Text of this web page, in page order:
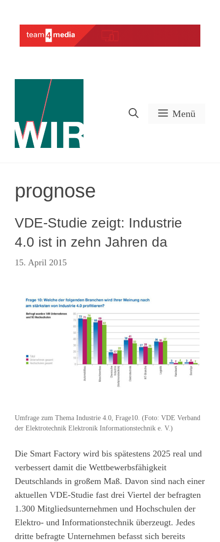
springen
Menü
prognose
VDE-Studie zeigt: Industrie
4.0 ist in zehn Jahren da
15. April 2015
Umfrage zum Thema Industrie 4.0, Frage10. (Foto: VDE Verband
der Elektrotechnik Elektronik Informationstechnik e. V.)
Die Smart Factory wird bis spätestens 2025 real und
verbessert damit die Wettbewerbsfähigkeit
Deutschlands in großem Maß. Davon sind nach einer
aktuellen VDE-Studie fast drei Viertel der befragten
1.300 Mitgliedsunternehmen und Hochschulen der
Elektro- und Informationstechnik überzeugt. Jedes
dritte befragte Unternehmen befasst sich bereits